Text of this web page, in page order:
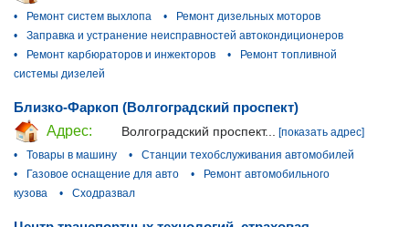
•
Ремонт систем выхлопа •
Ремонт дизельных моторов
•
Заправка и устранение неисправностей автокондиционеров
•
Ремонт карбюраторов и инжекторов •
Ремонт топливной
системы дизелей
Близко-Фаркоп (Волгоградский проспект)
Адрес:
Волгоградский проспект...
[показать адрес]
•
Товары в машину •
Станции техобслуживания автомобилей
•
Газовое оснащение для авто •
Ремонт автомобильного
кузова
• Сходразвал